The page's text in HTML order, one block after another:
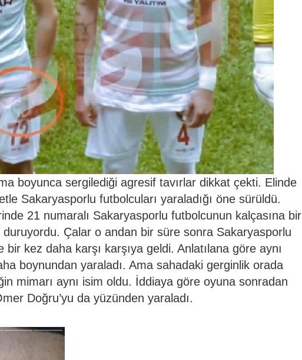
boyunca sergilediği agresif tavırlar dikkat çekti. Elinde
Sakaryasporlu futbolcuları yaraladığı öne sürüldü.
21 numaralı Sakaryasporlu futbolcunun kalçasına bir
duruyordu. Çalar o andan bir süre sonra Sakaryasporlu
bir kez daha karşı karşıya geldi. Anlatılana göre aynı
boynundan yaraladı. Ama sahadaki gerginlik orada
mimarı aynı isim oldu. İddiaya göre oyuna sonradan
Doğru’yu da yüzünden yaraladı.